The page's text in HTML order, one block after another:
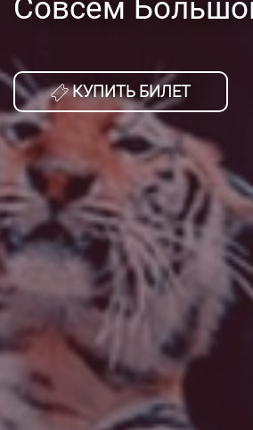
Совсем
КУПИТЬ БИЛЕТ